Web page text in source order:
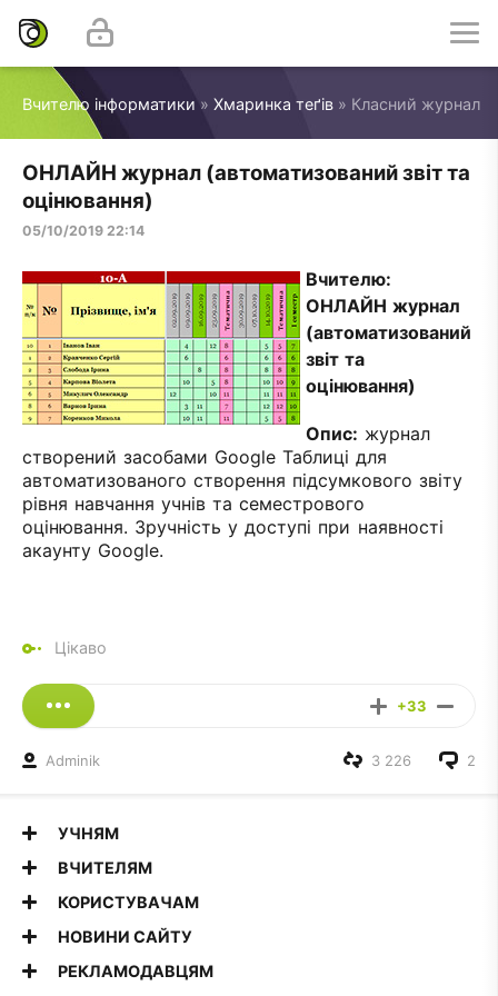
Вчителю інформатики » Хмаринка теґів » Класний журнал
ОНЛАЙН журнал (автоматизований звіт та
оцінювання)
05/10/2019 22:14
Вчителю:
ОНЛАЙН журнал
(автоматизований
звіт та
оцінювання)
Опис: журнал
створений засобами Google Таблиці для
автоматизованого створення підсумкового звіту
рівня навчання учнів та семестрового
оцінювання. Зручність у доступі при наявності
акаунту Google.
Цікаво
+33
Adminik 2
3 226
УЧНЯМ
ВЧИТЕЛЯМ
КОРИСТУВАЧАМ
НОВИНИ САЙТУ
РЕКЛАМОДАВЦЯМ